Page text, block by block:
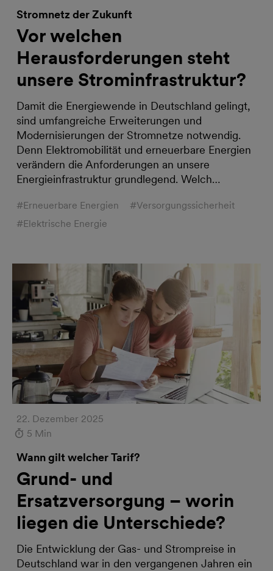
Stromnetz der Zukunft
Vor welchen
Herausforderungen steht
unsere Strominfrastruktur?
Damit die Energiewende in Deutschland gelingt,
sind umfangreiche Erweiterungen und
Modernisierungen der Stromnetze notwendig.
Denn Elektromobilität und erneuerbare Energien
verändern die Anforderungen an unsere
Energieinfrastruktur grundlegend. Welch…
#Erneuerbare Energien
#Versorgungssicherheit
#Elektrische Energie
22. Dezember 2025
5 Min
Wann gilt welcher Tarif?
Grund- und
Ersatzversorgung – worin
liegen die Unterschiede?
Die Entwicklung der Gas- und Strompreise in
Deutschland war in den vergangenen Jahren ein